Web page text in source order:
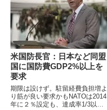
米国防長官：日本など同盟
国に国防費GDP2%以上を
要求
期限は設けず。駐留経費負担増よ
り筋が良い要求かもNATOは2014
年に２％設定も、達成率1/3以下